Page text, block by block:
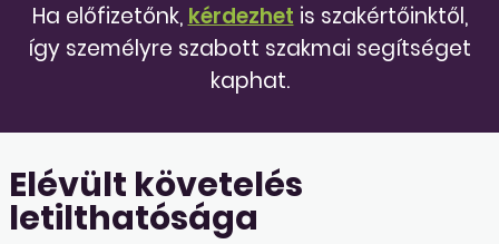
Ha előfizetőnk, kérdezhet is szakértőinktől,
így személyre szabott szakmai segítséget
kaphat.
Elévült követelés
letilthatósága